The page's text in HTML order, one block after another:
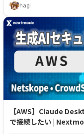
hagi
【AWS】Claude
で接続したい |